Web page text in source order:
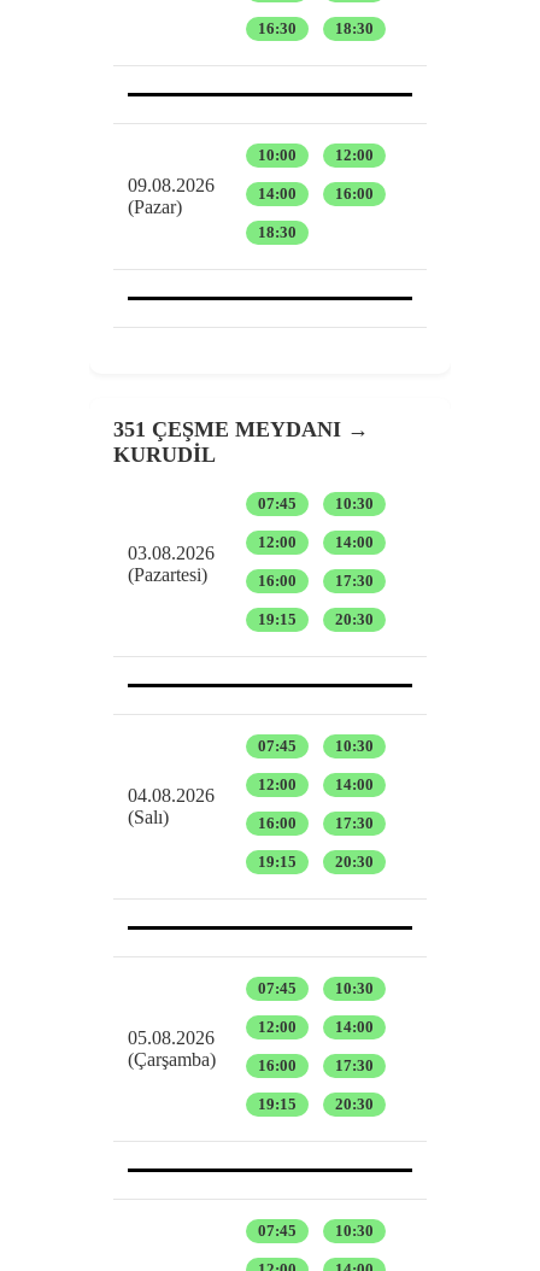
16:30 18:30
09.08.2026
(Pazar)
10:00 12:00
14:00 16:00
18:30
351 ÇEŞME MEYDANI →
KURUDİL
03.08.2026
(Pazartesi)
07:45 10:30
12:00 14:00
16:00 17:30
19:15 20:30
04.08.2026
(Salı)
07:45 10:30
12:00 14:00
16:00 17:30
19:15 20:30
05.08.2026
(Çarşamba)
07:45 10:30
12:00 14:00
16:00 17:30
19:15 20:30
07:45 10:30